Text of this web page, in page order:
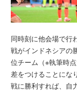
同時刻に他会場で行
戦がインドネシアの
位チーム（※執筆時
差をつけることにな
戦に勝利すれば、自